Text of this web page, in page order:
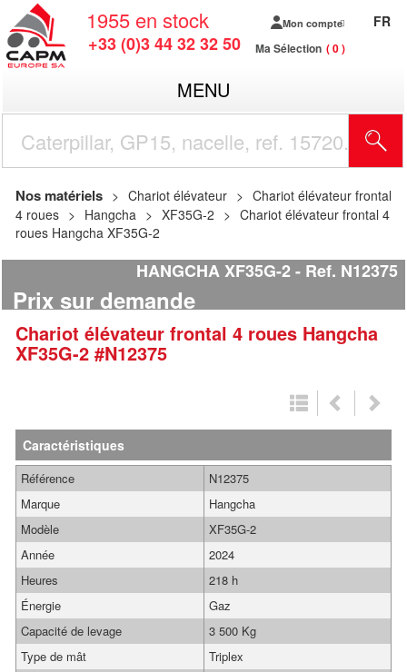
1955 en stock
+33 (0)3 44 32 32 50
Mon compte
Ma Sélection 0
FR
MENU
Nos matériels Chariot élévateur
Chariot élévateur frontal
4 roues
Hangcha XF35G-2
Chariot élévateur frontal 4
roues Hangcha XF35G-2
HANGCHA XF35G-2 Ref. N12375
Prix sur demande
Chariot élévateur frontal 4 roues Hangcha
XF35G-2 #N12375
Caractéristiques
Référence
N12375
Marque
Hangcha
Modèle
XF35G-2
Année
2024
Heures
218 h
Énergie
Gaz
Capacité de levage
3 500 Kg
Type de mât
Triplex